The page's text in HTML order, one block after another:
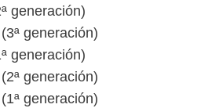
generación)
generación)
generación)
generación)
generación)